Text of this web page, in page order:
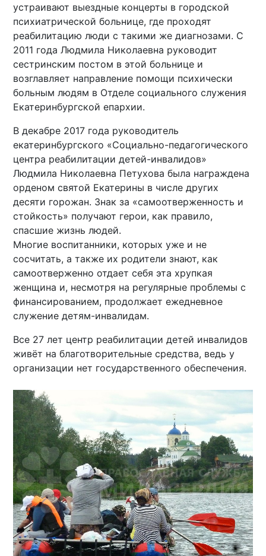
устраивают выездные концерты в городской
психиатрической больнице, где проходят
реабилитацию люди с такими же диагнозами. С
2011 года Людмила Николаевна руководит
сестринским постом в этой больнице и
возглавляет направление помощи психически
больным людям в Отделе социального служения
Екатеринбургской епархии.
В декабре 2017 года руководитель
екатеринбургского «Социально-педагогического
центра реабилитации детей-инвалидов»
Людмила Николаевна Петухова была награждена
орденом святой Екатерины в числе других
десяти горожан. Знак за «самоотверженность и
стойкость» получают герои, как правило,
спасшие жизнь людей.
Многие воспитанники, которых уже и не
сосчитать, а также их родители знают, как
самоотверженно отдает себя эта хрупкая
женщина и, несмотря на регулярные проблемы с
финансированием, продолжает ежедневное
служение детям-инвалидам.
Все 27 лет центр реабилитации детей инвалидов
живёт на благотворительные средства, ведь у
организации нет государственного обеспечения.